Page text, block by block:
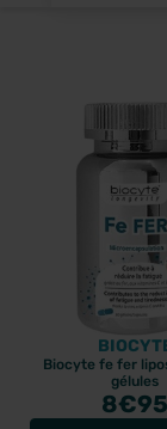
Biocyte fe fer
gélules
8€95